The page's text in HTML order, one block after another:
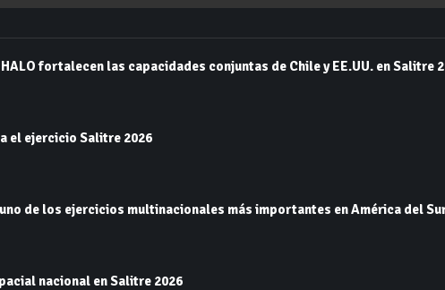
fortalecen las capacidades conjuntas de Chile y EE.UU. en Salitre
el ejercicio Salitre 2026
de los ejercicios multinacionales más importantes en América del
nacional en Salitre 2026